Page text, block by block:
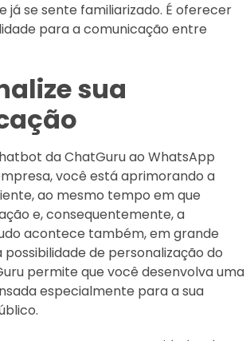
já se sente familiarizado. É oferecer
para a comunicação entre
sua
da ChatGuru ao WhatsApp
você está aprimorando a
ao mesmo tempo em que
e, consequentemente, a
acontece também, em grande
de personalização do
permite que você desenvolva uma
especialmente para a sua